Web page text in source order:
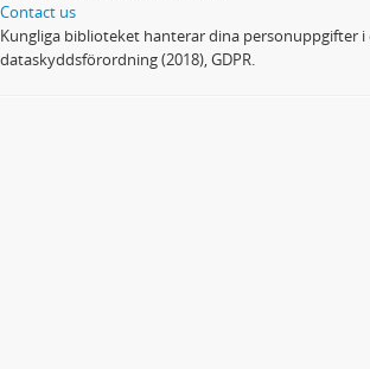
Contact us
Kungliga biblioteket hanterar dina personuppgifter i
dataskyddsförordning (2018), GDPR.